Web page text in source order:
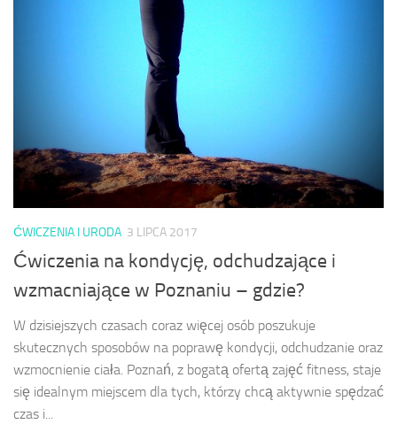
ĆWICZENIA I URODA 3 LIPCA 2017
Ćwiczenia na kondycję, odchudzające i
wzmacniające w Poznaniu – gdzie?
W dzisiejszych czasach coraz więcej osób poszukuje
skutecznych sposobów na poprawę kondycji, odchudzanie oraz
wzmocnienie ciała. Poznań, z bogatą ofertą zajęć fitness, staje
się idealnym miejscem dla tych, którzy chcą aktywnie spędzać
czas i...